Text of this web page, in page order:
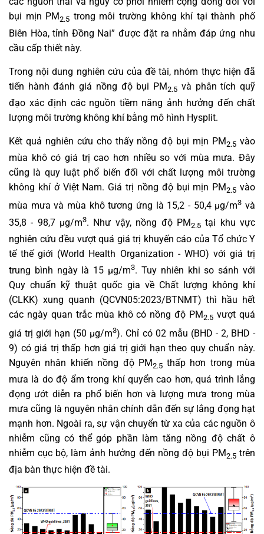
bụi mịn PM2.5 trong môi trường không khí tại thành phố
Biên Hòa, tỉnh Đồng Nai” được đặt ra nhằm đáp ứng nhu
cầu cấp thiết này.
Trong nội dung nghiên cứu của đề tài, nhóm thực hiện đã
tiến hành đánh giá nồng độ bụi PM2.5 và phân tích quỹ
đạo xác định các nguồn tiềm năng ảnh hưởng đến chất
lượng môi trường không khí bằng mô hình Hysplit.
Kết quả nghiên cứu cho thấy nồng độ bụi mịn PM2.5 vào
mùa khô có giá trị cao hơn nhiều so với mùa mưa. Đây
cũng là quy luật phổ biến đối với chất lượng môi trường
không khí ở Việt Nam. Giá trị nồng độ bụi mịn PM2.5 vào
mùa mưa và mùa khô tương ứng là 15,2 - 50,4 µg/m3 và
35,8 - 98,7 µg/m3. Như vậy, nồng độ PM2.5tại khu vực
nghiên cứu đều vượt quá giá trị khuyến cáo của Tổ chức Y
tế thế giới (World Health Organization - WHO) với giá trị
trung bình ngày là 15 μg/m3. Tuy nhiên khi so sánh với
Quy chuẩn kỹ thuật quốc gia về Chất lượng không khí
(CLKK) xung quanh (QCVN05:2023/BTNMT) thì hầu hết
các ngày quan trắc mùa khô có nồng độ PM2.5 vượt quá
giá trị giới hạn (50 μg/m3). Chỉ có 02 mẫu (BHD - 2, BHD -
9) có giá trị thấp hơn giá trị giới hạn theo quy chuẩn này.
Nguyên nhân khiến nồng độ PM2.5 thấp hơn trong mùa
mưa là do độ ẩm trong khí quyển cao hơn, quá trình lắng
đọng ướt diễn ra phổ biến hơn và lượng mưa trong mùa
mưa cũng là nguyên nhân chính dẫn đến sự lắng đọng hạt
mạnh hơn. Ngoài ra, sự vận chuyển từ xa của các nguồn ô
nhiễm cũng có thể góp phần làm tăng nồng độ chất ô
nhiễm cục bộ, làm ảnh hưởng đến nồng độ bụi PM2.5trên
địa bàn thực hiện đề tài.